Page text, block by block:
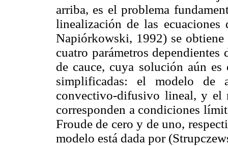
arriba, es el problema
linealización de las
Napiórkowski, 1992) se
cuatro parámetros
de cauce, cuya solución aún
simplificadas: el modelo de
convectivo-difusivo lineal, y el
corresponden a condiciones
Froude de cero y de uno,
modelo está dada por